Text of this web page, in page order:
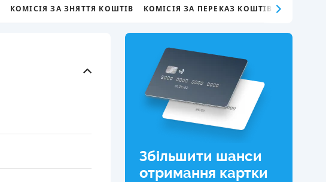
КОМІСІЯ ЗА ЗНЯТТЯ КОШТІВ КОМІСІЯ ЗА ПЕРЕКАЗ КОШТІВ
Збільшити шанси
отримання картки